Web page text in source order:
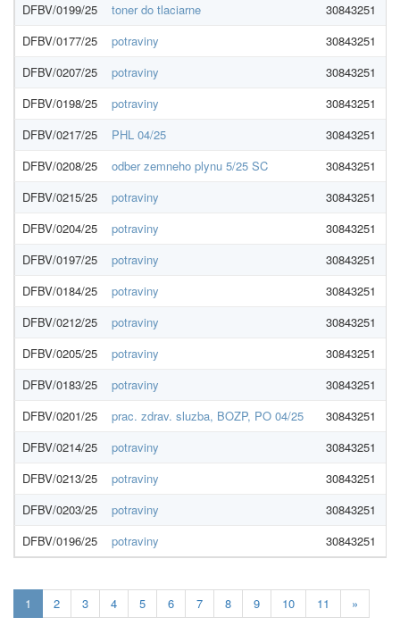
DFBV/0199/25
toner do tlaciarne 30843251
DFBV/0177/25
potraviny 30843251
DFBV/0207/25
potraviny 30843251
DFBV/0198/25
potraviny 30843251
DFBV/0217/25
PHL 04/25 30843251
DFBV/0208/25
odber zemneho plynu 5/25 SC 30843251
DFBV/0215/25
potraviny 30843251
DFBV/0204/25
potraviny 30843251
DFBV/0197/25
potraviny 30843251
DFBV/0184/25
potraviny 30843251
DFBV/0212/25
potraviny 30843251
DFBV/0205/25
potraviny 30843251
DFBV/0183/25
potraviny 30843251
DFBV/0201/25
prac. zdrav. sluzba, BOZP, PO 04/25 30843251
DFBV/0214/25
potraviny 30843251
DFBV/0213/25
potraviny 30843251
DFBV/0203/25
potraviny 30843251
DFBV/0196/25
potraviny 30843251
1 Aktuálna
stránka
2 3 4 5 6 7 8 9 10 11 »